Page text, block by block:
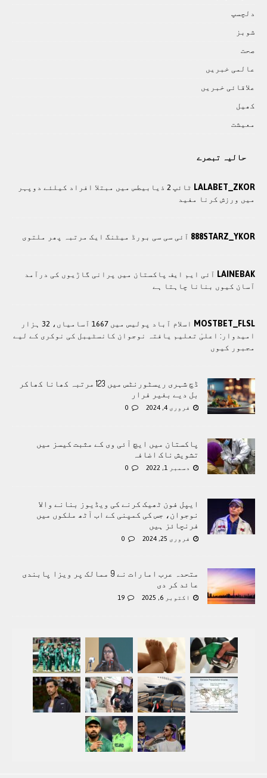
دلچسپ
شوبز
صحت
عالمی خبريں
علاقائی خبريں
کھيل
معيشت
حالیہ تبصرے
LALABET_ZKOR
ٹائپ 2 ذیابیطس میں مبتلا افراد کیلئے دوپہر
میں ورزش کرنا مفید
888STARZ_YKOR آئی سی سی بورڈ میٹنگ ایک مرتبہ پھر ملتوی
LAINEBAK آئی ایم ایف پاکستان میں پرانی گاڑیوں کی درآمد
آسان کیوں بنانا چاہتا ہے
MOSTBET_FLSL
اسلام آباد پولیس میں 1667 آسامیاں، 32 ہزار
امیدوار: اعلیٰ تعلیم یافتہ نوجوان کانسٹیبل کی نوکری کے لیے
مجبور کیوں
ڈچ شہری ریسٹورنٹس میں 123 مرتبہ کھانا کھاکر
بل دیے بغیر فرار
فروری 4, 2024 0
پاکستان میں ایچ آئی وی کے مثبت کیسز میں
تشویش ناک اضافہ
دسمبر 1, 2022 0
ایپل فون ٹھیک کرنے کی ویڈیوز بنانے والا
نوجوان، جس کی کمپنی کے اب آٹھ ملکوں میں
فرنچائز ہیں
فروری 25, 2024 0
متحدہ عرب امارات نے 9 ممالک پر ویزا پابندی
عائد کر دی
اکتوبر 6, 2025 19